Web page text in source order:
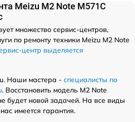
Meizu M2 Note M571C
множество сервис-центров,
по ремонту техники Meizu M2 Note
центр выделяется
Наши мастера - специалисты по
. Восстановить модель M2 Note
будет новой задачей. На все виды
имеется гарантия.